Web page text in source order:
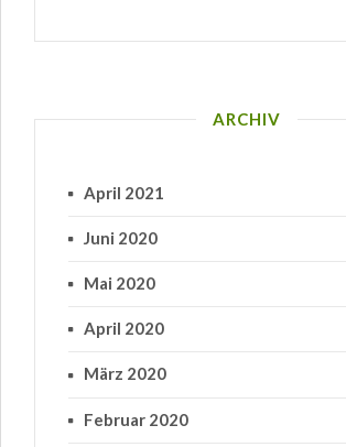
ARCHIV
April 2021
Juni 2020
Mai 2020
April 2020
März 2020
Februar 2020